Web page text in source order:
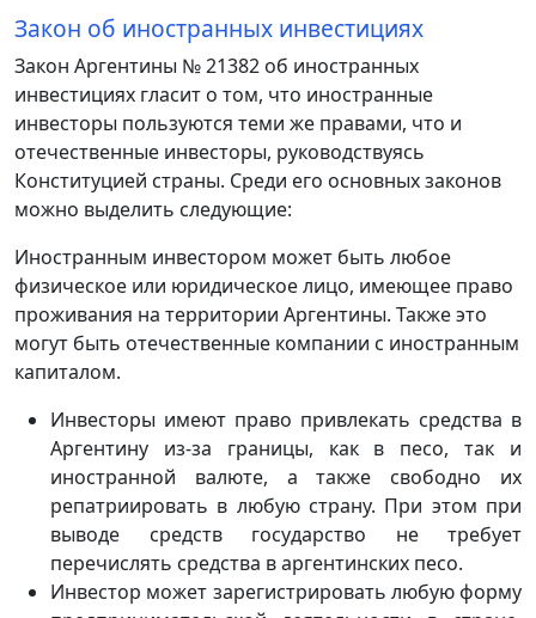
Закон об иностранных инвестициях
Закон Аргентины № 21382 об иностранных
инвестициях гласит о том, что иностранные
инвесторы пользуются теми же правами, что и
отечественные инвесторы, руководствуясь
Конституцией страны. Среди его основных законов
можно выделить следующие:
Иностранным инвестором может быть любое
физическое или юридическое лицо, имеющее право
проживания на территории Аргентины. Также это
могут быть отечественные компании с иностранным
капиталом.
Инвесторы имеют право привлекать средства в
Аргентину из-за границы, как в песо, так и
иностранной валюте, а также свободно их
репатриировать в любую страну. При этом при
выводе средств государство не требует
перечислять средства в аргентинских песо.
Инвестор может зарегистрировать любую форму